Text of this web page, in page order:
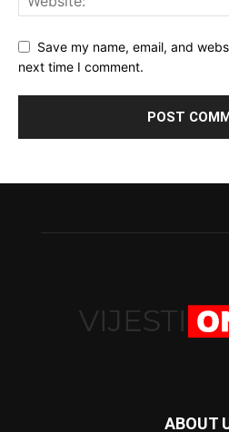
Save my name, email, and
next time I comment.
ABOUT